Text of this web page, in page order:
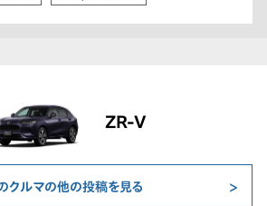
ZR-V
クルマの他の投稿を見る